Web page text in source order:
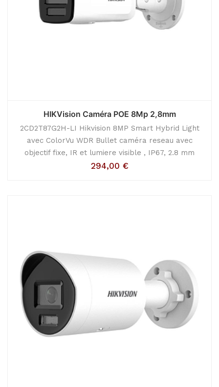
HIKVision Caméra POE 8Mp 2,8mm
2CD2T87G2H-LI Hikvision 8MP Smart Hybrid Light
avec ColorVu WDR Bullet caméra reseau avec
objectif fixe, IR et lumiere visible , IP67, 2.8 mm
294,00 €